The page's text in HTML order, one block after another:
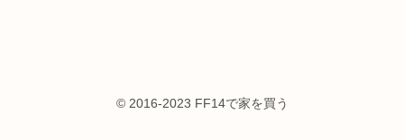
© 2016-2023 FF14で家を買う